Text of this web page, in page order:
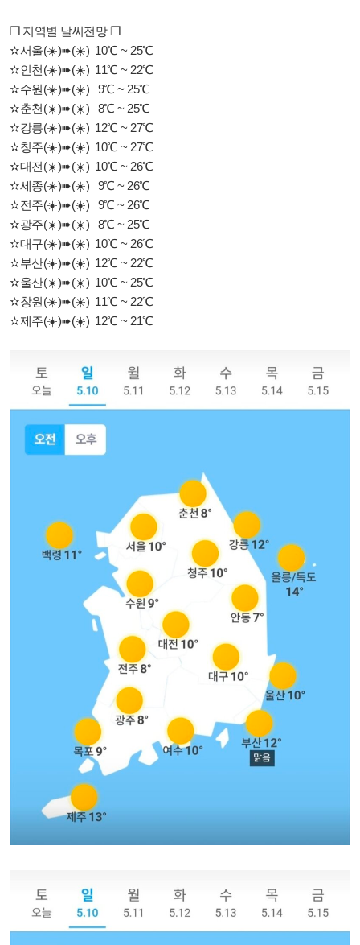
❒ 지역별 날씨전망 ❒
✫서울(☀️)➠(☀️) 10℃ ~ 25℃
✫인천(☀️)➠(☀️) 11℃ ~ 22℃
✫수원(☀️)➠(☀️) 9℃ ~ 25℃
✫춘천(☀️)➠(☀️) 8℃ ~ 25℃
✫강릉(☀️)➠(☀️) 12℃ ~ 27℃
✫청주(☀️)➠(☀️) 10℃ ~ 27℃
✫대전(☀️)➠(☀️) 10℃ ~ 26℃
✫세종(☀️)➠(☀️) 9℃ ~ 26℃
✫전주(☀️)➠(☀️) 9℃ ~ 26℃
✫광주(☀️)➠(☀️) 8℃ ~ 25℃
✫대구(☀️)➠(☀️) 10℃ ~ 26℃
✫부산(☀️)➠(☀️) 12℃ ~ 22℃
✫울산(☀️)➠(☀️) 10℃ ~ 25℃
✫창원(☀️)➠(☀️) 11℃ ~ 22℃
✫제주(☀️)➠(☀️) 12℃ ~ 21℃